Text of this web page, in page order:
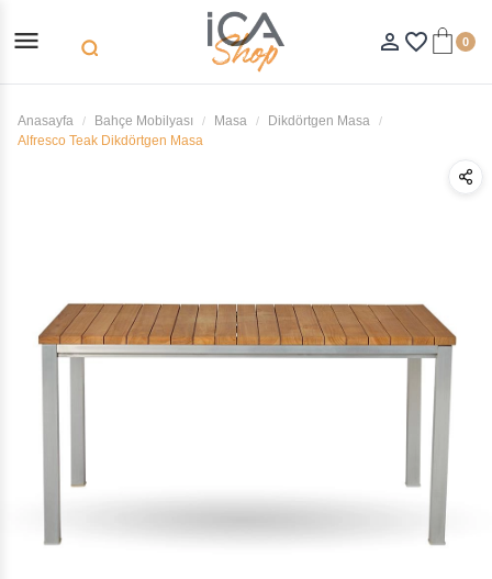
menu search person_outline favorite_border 0
Anasayfa Bahçe Mobilyası Masa
Dikdörtgen Masa
Alfresco Teak Dikdörtgen Masa